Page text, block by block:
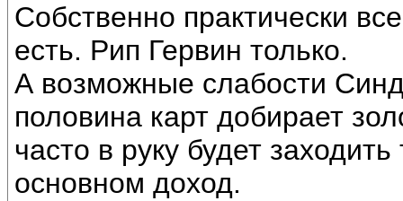
Собственно практически
есть. Рип Гервин только.
А возможные слабости
половина карт добирает
часто в руку будет
основном доход.